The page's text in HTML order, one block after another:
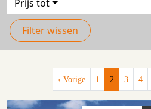
Prijs tot
Filter wissen
‹ Vorige 1 2 3 4